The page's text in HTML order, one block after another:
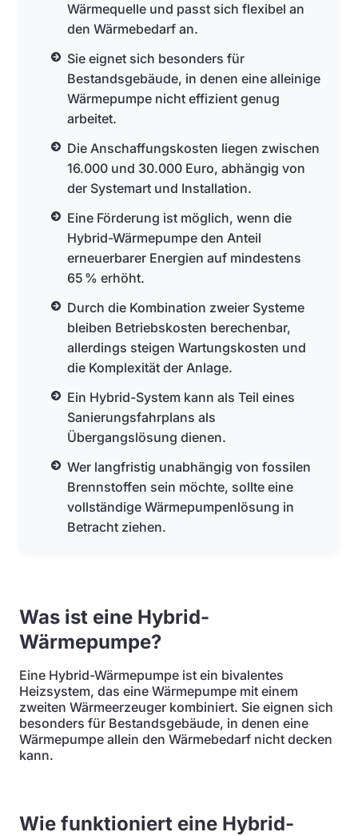
Wärmequelle und passt sich flexibel an
den Wärmebedarf an.
Sie eignet sich besonders für
Bestandsgebäude, in denen eine alleinige
Wärmepumpe nicht effizient genug
arbeitet.
Die Anschaffungskosten liegen zwischen
16.000 und 30.000 Euro, abhängig von
der Systemart und Installation.
Eine Förderung ist möglich, wenn die
Hybrid-Wärmepumpe den Anteil
erneuerbarer Energien auf mindestens
65 % erhöht.
Durch die Kombination zweier Systeme
bleiben Betriebskosten berechenbar,
allerdings steigen Wartungskosten und
die Komplexität der Anlage.
Ein Hybrid-System kann als Teil eines
Sanierungsfahrplans als
Übergangslösung dienen.
Wer langfristig unabhängig von fossilen
Brennstoffen sein möchte, sollte eine
vollständige Wärmepumpenlösung in
Betracht ziehen.
Was ist eine Hybrid-
Wärmepumpe?
Eine Hybrid-Wärmepumpe ist ein bivalentes
Heizsystem, das eine Wärmepumpe mit einem
zweiten Wärmeerzeuger kombiniert. Sie eignen sich
besonders für Bestandsgebäude, in denen eine
Wärmepumpe allein den Wärmebedarf nicht decken
kann.
Wie funktioniert eine Hybrid-